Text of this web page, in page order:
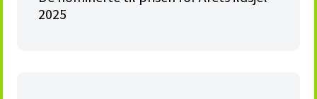
2025